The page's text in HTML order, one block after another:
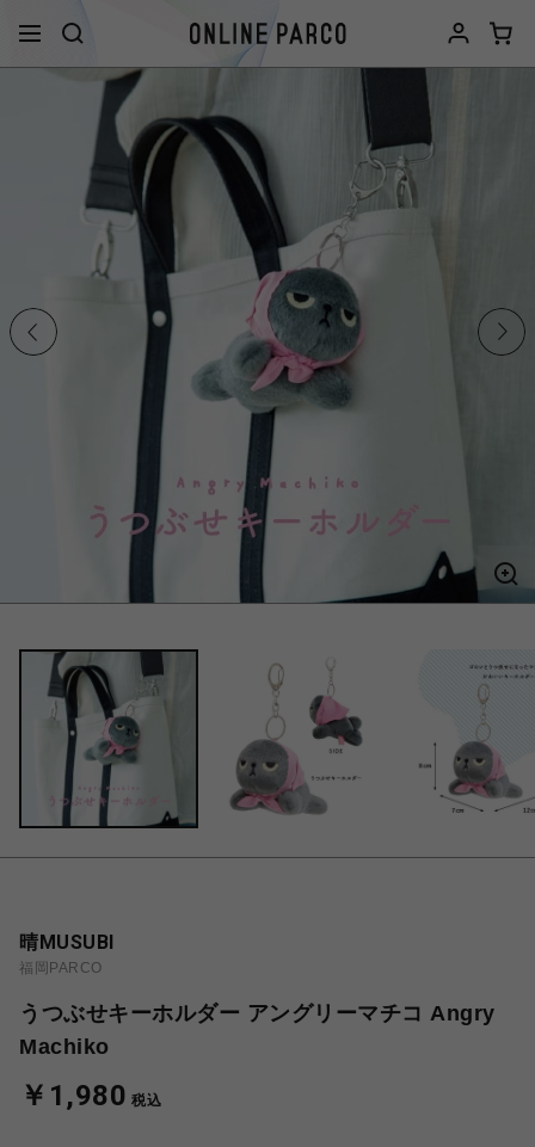
晴MUSUBI
福岡PARCO
うつぶせキーホルダー アングリーマチコ Angry
Machiko
￥1,980 税込